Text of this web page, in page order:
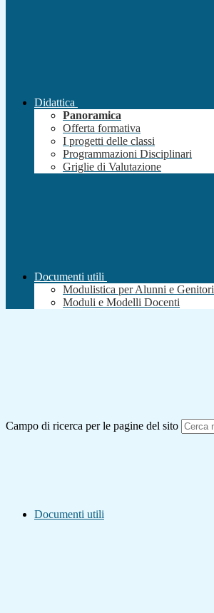
Didattica
Panoramica
Offerta formativa
I progetti delle classi
Programmazioni Disciplinari
Griglie di Valutazione
Documenti utili
Modulistica per Alunni e Genitori
Moduli e Modelli Docenti
Campo di ricerca per le pagine del sito
Documenti utili